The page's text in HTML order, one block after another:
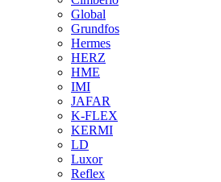
Global
Grundfos
Hermes
HERZ
HME
IMI
JAFAR
K-FLEX
KERMI
LD
Luxor
Reflex